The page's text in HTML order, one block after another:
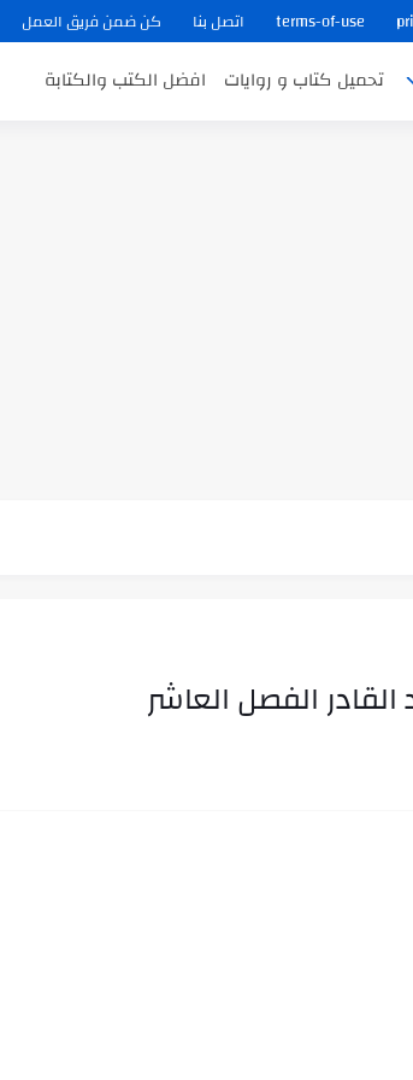
terms-of-use اتصل بنا كن ضمن فريق العمل
تحميل كتاب و روايات افضل الكتب والكتابة
الفصل العاشر